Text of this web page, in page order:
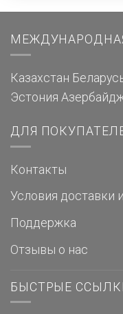
Казахстан
Эстония
ДЛЯ
Контакты
Условия доставки
Поддержка
Отзывы о нас
БЫСТРЫЕ